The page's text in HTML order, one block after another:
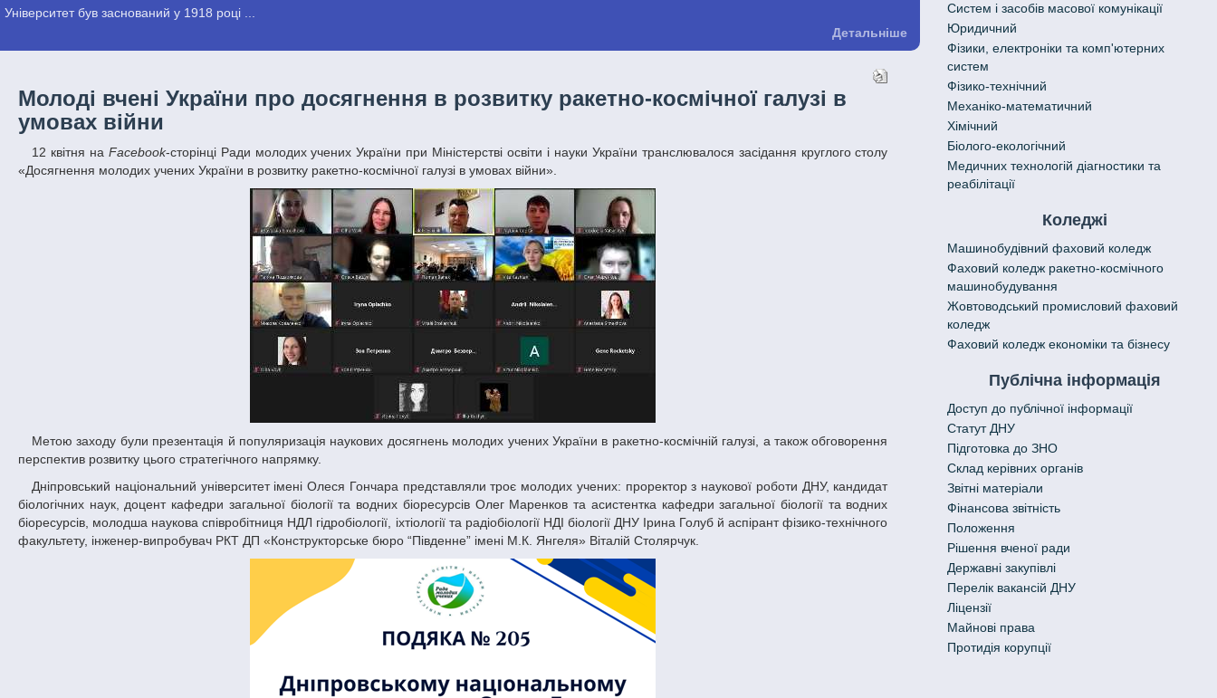
Університет був заснований у 1918 році ...
Детальніше
Молоді вчені України про досягнення в розвитку ракетно-космічної галузі в
умовах війни
12 квітня на Facebook-сторінці Ради молодих учених України при Міністерстві освіти і науки України транслювалося засідання круглого столу
«Досягнення молодих учених України в розвитку ракетно-космічної галузі в умовах війни».
Метою заходу були презентація й популяризація наукових досягнень молодих учених України в ракетно-космічній галузі, а також обговорення
перспектив розвитку цього стратегічного напрямку.
Дніпровський національний університет імені Олеся Гончара представляли троє молодих учених: проректор з наукової роботи ДНУ, кандидат
біологічних наук, доцент кафедри загальної біології та водних біоресурсів Олег Маренков та асистентка кафедри загальної біології та водних
біоресурсів, молодша наукова співробітниця НДЛ гідробіології, іхтіології та радіобіології НДІ біології ДНУ Ірина Голуб й аспірант фізико-технічного
факультету, інженер-випробувач РКТ ДП «Конструкторське бюро “Південне” імені М.К. Янгеля» Віталій Столярчук.
Систем і засобів масової комунікації
Юридичний
Фізики, електроніки та комп'ютерних
систем
Фізико-технічний
Механіко-математичний
Хімічний
Біолого-екологічний
Медичних технологій діагностики та
реабілітації
Коледжі
Машинобудівний фаховий коледж
Фаховий коледж ракетно-космічного
машинобудування
Жовтоводський промисловий фаховий
коледж
Фаховий коледж економіки та бізнесу
Публічна інформація
Доступ до публічної інформації
Статут ДНУ
Підготовка до ЗНО
Склад керівних органів
Звітні матеріали
Фінансова звітність
Положення
Рішення вченої ради
Державні закупівлі
Перелік вакансій ДНУ
Ліцензії
Майнові права
Протидія корупції